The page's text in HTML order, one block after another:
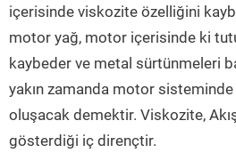
içerisinde viskozite özelliğini
motor yağ, motor içerisinde ki
kaybeder ve metal sürtünmeleri
yakın zamanda motor
oluşacak demektir. Viskozite,
gösterdiği iç dirençtir.